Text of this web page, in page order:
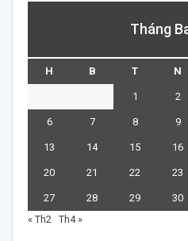
Tháng
H B T N
1 2
6 7 8 9
13 14 15 16
20 21 22 23
27 28 29 30
« Th2 Th4 »